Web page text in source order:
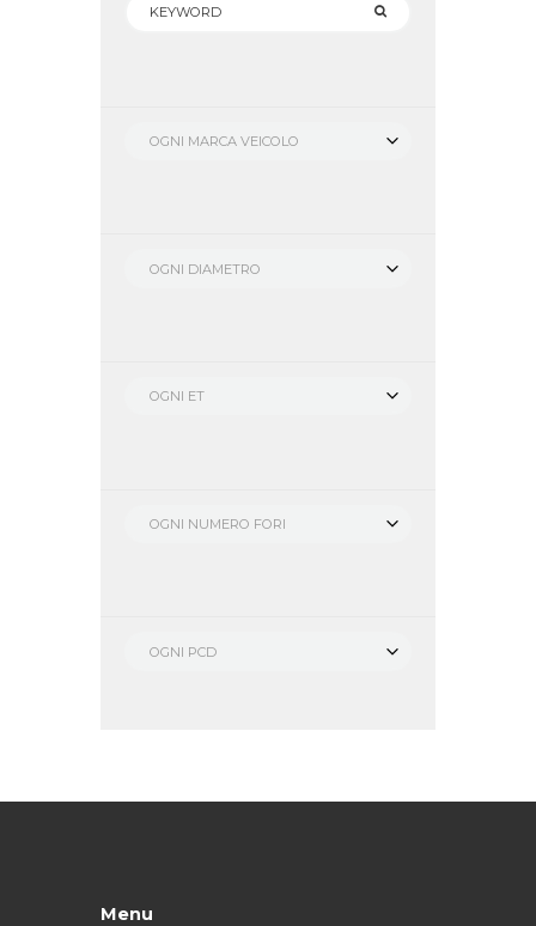
OGNI MARCA VEICOLO
OGNI DIAMETRO
OGNI ET
OGNI NUMERO FORI
OGNI PCD
Menu